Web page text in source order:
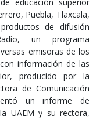
Puebla, Tlaxcala,
de difusión
un programa
emisoras de los
información de las
producido por la
de Comunicación
un informe de
UAEM y su rectora,